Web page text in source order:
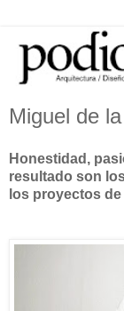
Miguel de
Honestidad,
resultado son
los proyectos